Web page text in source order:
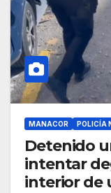
MANACOR POLICÍA
Detenido
intentar
interior de